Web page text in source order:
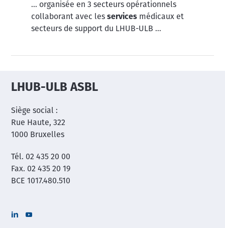
… organisée en 3 secteurs opérationnels
collaborant avec lesservices médicaux et
secteurs de support du LHUB-ULB …
LHUB-ULB ASBL
Siège social :
Rue Haute, 322
1000 Bruxelles
Tél. 02 435 20 00
Fax. 02 435 20 19
BCE 1017.480.510